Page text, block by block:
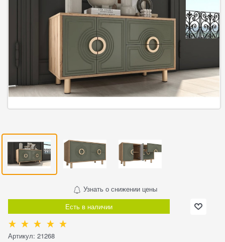
Узнать о снижении цены
Есть в наличии
Артикул: 21268